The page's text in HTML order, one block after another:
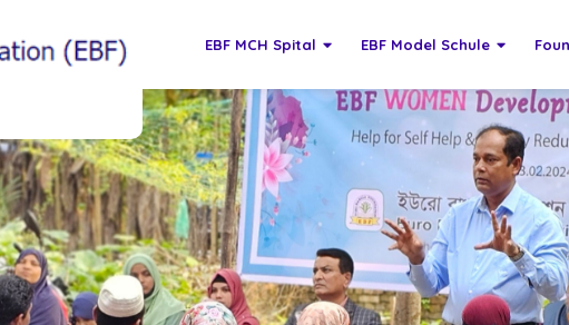
EBF MCH Spital EBF Model Schule